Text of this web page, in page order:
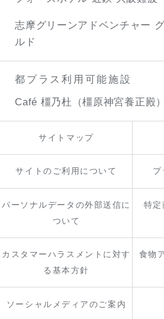
志摩グリーンアドベンチャー
ルド
都プラス利用可能施設
Café 橿乃杜（橿原神宮養正殿）
サイトマップ
サイトのご利用について プ
パーソナルデータの外部送信に
ついて
特定
カスタマーハラスメントに対す
る基本方針
食物
ソーシャルメディアのご案内